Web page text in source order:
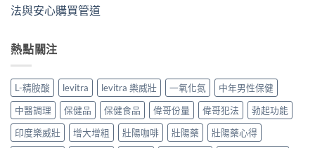
法與安心購買管道
熱點關注
L-精胺酸 levitra levitra 樂威壯 一氧化氮
中年男性保健
中醫調理
保健品 保健食品 偉哥份量 偉哥犯法
勃起功能
印度樂威壯
增大增粗 壯陽咖啡 壯陽藥
壯陽藥心得